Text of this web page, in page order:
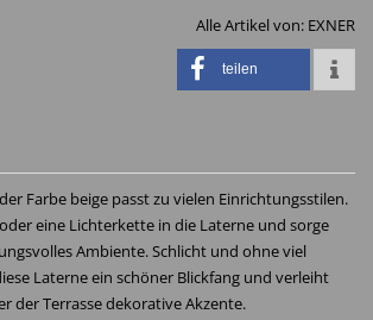
Alle Artikel von: EXNER
teilen
Farbe beige passt zu vielen Einrichtungsstilen.
eine Lichterkette in die Laterne und sorge
Ambiente. Schlicht und ohne viel
Laterne ein schöner Blickfang und verleiht
der Terrasse dekorative Akzente.